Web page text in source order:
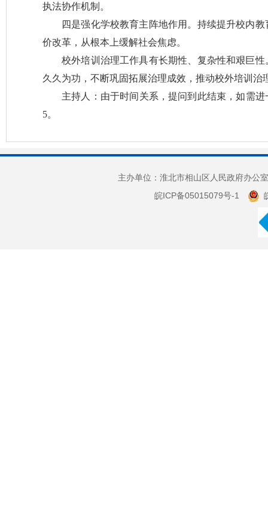
执法协作机制。
四是强化学校教育主阵地作用。持续提升校内
价改革，从根本上缓解社会焦虑。
校外培训治理工作具有长期性、复杂性和艰巨
久久为功，不断巩固拓展治理成效，推动校外培训
主持人：由于时间关系，提问到此结束，如需
5。
主办单位：淮北市相山区人民政府办
皖ICP备05015079号-1